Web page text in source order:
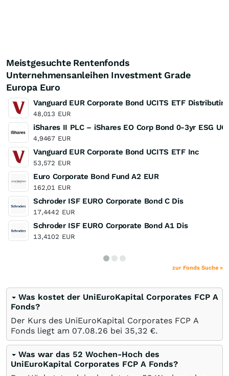
Meistgesuchte Rentenfonds
Unternehmensanleihen Investment Grade
Europa Euro
Vanguard EUR Corporate Bond UCITS ETF Distributing
48,013 EUR
iShares II PLC – iShares EO Corp Bond 0-3yr ESG
4,9467 EUR
Vanguard EUR Corporate Bond UCITS ETF Inc
53,572 EUR
Euro Corporate Bond Fund A2 EUR
162,01 EUR
Schroder ISF EURO Corporate Bond C Dis
17,4442 EUR
Schroder ISF EURO Corporate Bond A1 Dis
13,4102 EUR
zur Fonds Suche »
Was kostet der UniEuroKapital Corporates FCP A
Fonds?
Der Kurs des UniEuroKapital Corporates FCP A
Fonds liegt am 07.08.26 bei 35,32 €.
Was war das 52 Wochen-Hoch des
UniEuroKapital Corporates FCP A Fonds?